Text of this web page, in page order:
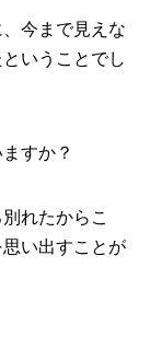
今まで見えな
いうことでし
すか？
れたからこ
い出すことが